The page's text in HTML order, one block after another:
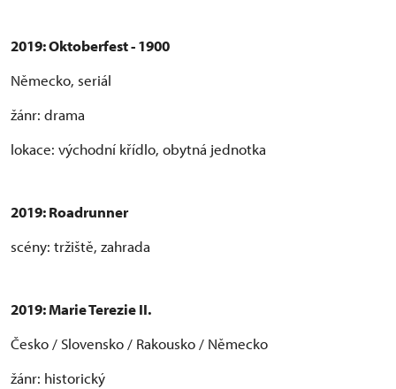
2019: Oktoberfest - 1900
Německo, seriál
žánr: drama
lokace: východní křídlo, obytná jednotka
2019: Roadrunner
scény: tržiště, zahrada
2019:Marie Terezie II.
Česko / Slovensko / Rakousko / Německo
žánr: historický